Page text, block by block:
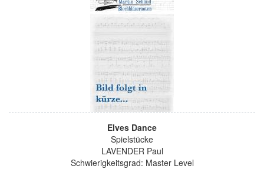
Elves Dance
Spielstücke
LAVENDER Paul
Schwierigkeitsgrad: Master Level